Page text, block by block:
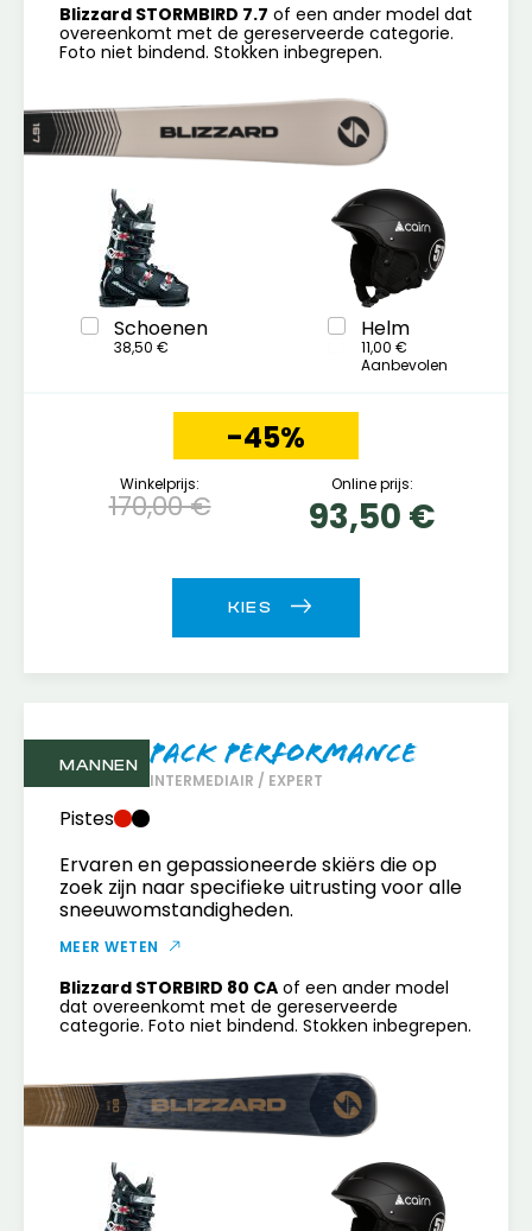
Blizzard STORMBIRD 7.7 of een ander model dat
overeenkomt met de gereserveerde categorie.
Foto niet bindend. Stokken inbegrepen.
Schoenen
38,50 €
Helm
11,00 €
Aanbevolen
-45%
Winkelprijs:
170,00 €
Online prijs:
93,50 €
MANNEN Pack Performance
INTERMEDIAIR / EXPERT
Pistes
Ervaren en gepassioneerde skiërs die op
zoek zijn naar specifieke uitrusting voor alle
sneeuwomstandigheden.
MEER WETEN
Blizzard STORBIRD 80 CA of een ander model
dat overeenkomt met de gereserveerde
categorie. Foto niet bindend. Stokken inbegrepen.